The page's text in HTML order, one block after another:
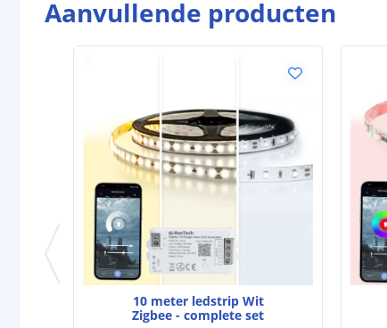
Aanvullende producten
10 meter ledstrip Wit
Zigbee - complete set